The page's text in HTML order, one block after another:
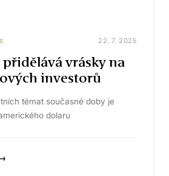
22. 7. 2025
vrásky na
investorů
témat současné doby je
dolaru